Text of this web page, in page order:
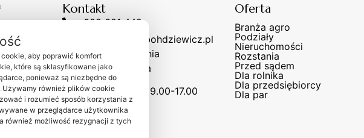
Kontakt
602 621 442
kancelaria@abohdziewicz.pl
Stacjonarnie:
Gdynia
Online:cała Polska
Godziny otwarcia: 9.00-17.00
Oferta
Branża agro
Podziały
Nieruchomości
Rozstania
Przed sądem
Dla rolnika
Dla przedsiębiorcy
Dla par
aby poprawić komfort
które są sklasyfikowane jako
ponieważ są niezbędne do
również plików cookie
i rozumieć sposób korzystania z
w przeglądarce użytkownika
również możliwość rezygnacji z tych